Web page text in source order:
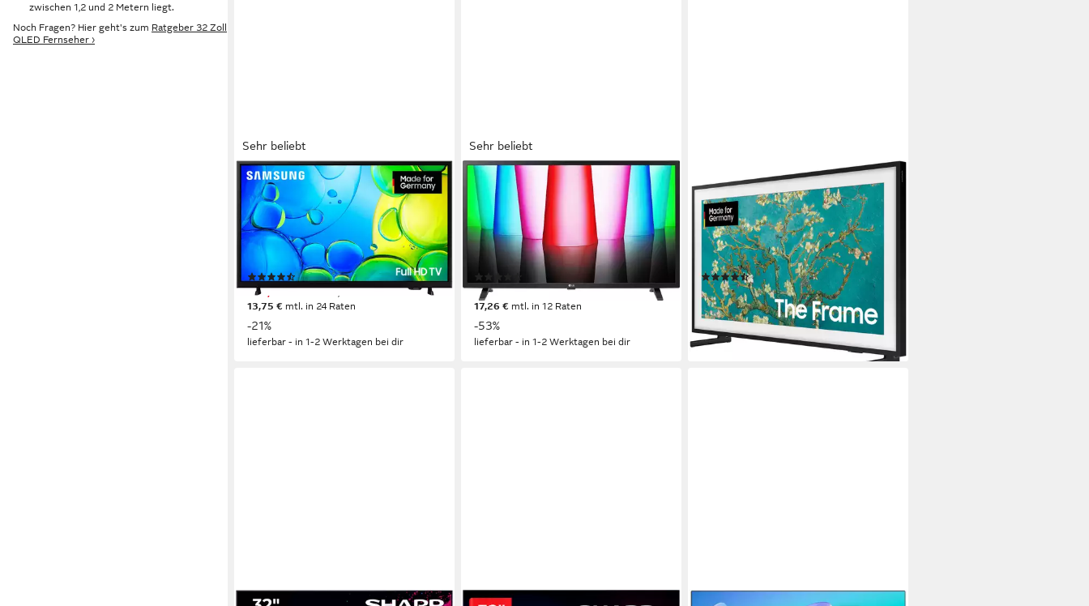
zwischen 1,2 und 2 Metern liegt.
Noch Fragen? Hier geht's zum Ratgeber 32 Zoll
QLED Fernseher ›
Sehr beliebt
SAMSUNG
GU32F6009FU LED-Fernseher
80 cm/32 Zoll Diagonale
LCD Bildschirmtechnologie
Full HD
Auflösung
Produktdatenblatt
(48)
276,85 € UVP349,00 €
13,75 € mtl. in 24 Raten
-21%
lieferbar - in 1-2 Werktagen bei dir
Sehr beliebt
LG
32LQ63006LA LCD-LED Fernseher
80 cm/32 Zoll
Diagonale
LED Bildschirmtechnologie
Full HD Auflösung
Produktdatenblatt
(166)
189,00 € UVP399,00 €
17,26 € mtl. in 12 Raten
-53%
lieferbar - in 1-2 Werktagen bei dir
SAMSUNG
GQ32LS03CBU LED-Fernseher
80 cm/32 Zoll Diagonale
QLED Bildschirmtechnologie
Full HD Auflösung
Produktdatenblatt
(35)
424,99 € UVP699,00 €
15,25 €mtl. in 36 Raten
-39%
lieferbar - in 1-2 Werktagen bei dir